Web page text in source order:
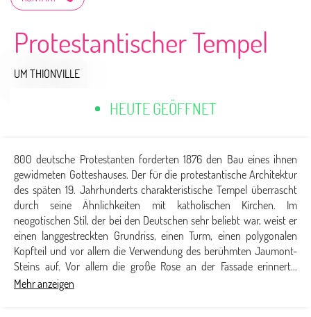
Protestantischer Tempel
UM THIONVILLE
HEUTE GEÖFFNET
800 deutsche Protestanten forderten 1876 den Bau eines ihnen
gewidmeten Gotteshauses. Der für die protestantische Architektur
des späten 19. Jahrhunderts charakteristische Tempel überrascht
durch seine Ähnlichkeiten mit katholischen Kirchen. Im
neogotischen Stil, der bei den Deutschen sehr beliebt war, weist er
einen langgestreckten Grundriss, einen Turm, einen polygonalen
Kopfteil und vor allem die Verwendung des berühmten Jaumont-
Steins auf. Vor allem die große Rose an der Fassade erinnert...
Mehr anzeigen